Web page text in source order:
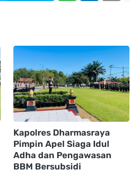
Kapolres Dharmasraya
Pimpin Apel Siaga Idul
Adha dan Pengawasan
BBM Bersubsidi